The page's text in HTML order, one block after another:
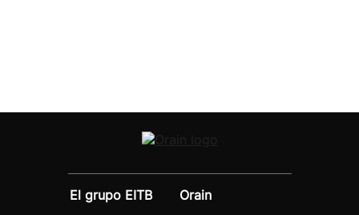
El grupo EITB
Orain